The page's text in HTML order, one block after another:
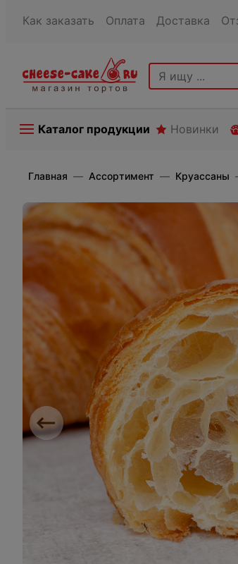
Как заказать Оплата Доставка
Каталог продукции Новинки
Главная Ассортимент Круассаны
Previous